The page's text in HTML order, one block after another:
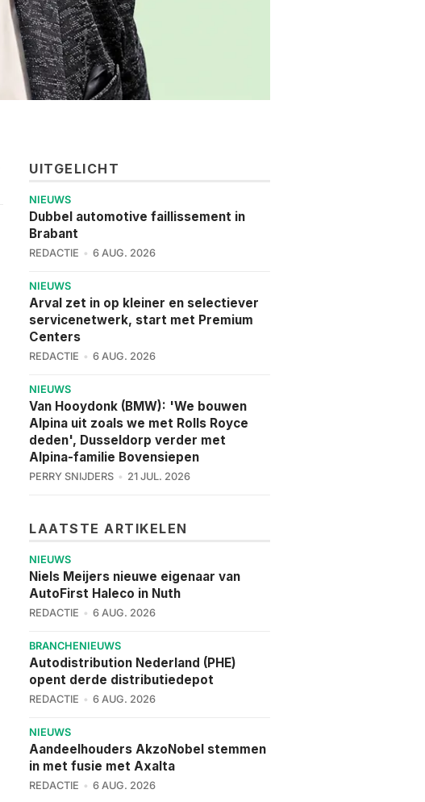
UITGELICHT
NIEUWS
Dubbel automotive faillissement in
Brabant
REDACTIE 6 AUG. 2026
NIEUWS
Arval zet in op kleiner en selectiever
servicenetwerk, start met Premium
Centers
REDACTIE 6 AUG. 2026
NIEUWS
Van Hooydonk (BMW): 'We bouwen
Alpina uit zoals we met Rolls Royce
deden', Dusseldorp verder met
Alpina-familie Bovensiepen
PERRY SNIJDERS 21 JUL. 2026
LAATSTE ARTIKELEN
NIEUWS
Niels Meijers nieuwe eigenaar van
AutoFirst Haleco in Nuth
REDACTIE 6 AUG. 2026
BRANCHENIEUWS
Autodistribution Nederland (PHE)
opent derde distributiedepot
REDACTIE 6 AUG. 2026
NIEUWS
Aandeelhouders AkzoNobel stemmen
in met fusie met Axalta
REDACTIE 6 AUG. 2026